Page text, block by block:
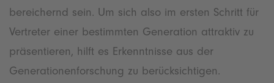
bereichernd sein. Um sich also im ersten Schritt für
Vertreter einer bestimmten Generation attraktiv zu
präsentieren, hilft es Erkenntnisse aus der
Generationenforschung zu berücksichtigen.